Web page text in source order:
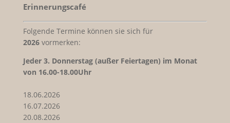
Erinnerungscafé
Folgende Termine können sie sich für
2026vormerken:
Jeder 3. Donnerstag (außer Feiertagen) im Monat
von 16.00-18.00Uhr
18.06.2026
16.07.2026
20.08.2026